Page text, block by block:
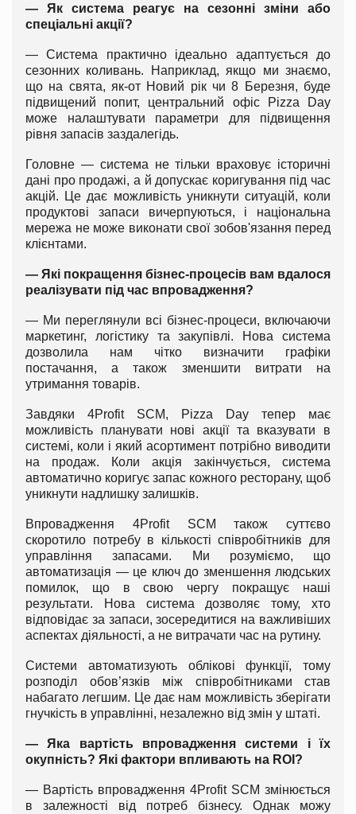
— Як система реагує на сезонні зміни або
спеціальні акції?
— Система практично ідеально адаптується до
сезонних коливань. Наприклад, якщо ми знаємо,
що на свята, як-от Новий рік чи 8 Березня, буде
підвищений попит, центральний офіс Pizza Day
може налаштувати параметри для підвищення
рівня запасів заздалегідь.
Головне — система не тільки враховує історичні
дані про продажі, а й допускає коригування під час
акцій. Це дає можливість уникнути ситуацій, коли
продуктові запаси вичерпуються, і національна
мережа не може виконати свої зобов'язання перед
клієнтами.
— Які покращення бізнес-процесів вам вдалося
реалізувати під час впровадження?
— Ми переглянули всі бізнес-процеси, включаючи
маркетинг, логістику та закупівлі. Нова система
дозволила нам чітко визначити графіки
постачання, а також зменшити витрати на
утримання товарів.
Завдяки 4Profit SCM, Pizza Day тепер має
можливість планувати нові акції та вказувати в
системі, коли і який асортимент потрібно виводити
на продаж. Коли акція закінчується, система
автоматично коригує запас кожного ресторану, щоб
уникнути надлишку залишків.
Впровадження 4Profit SCM також суттєво
скоротило потребу в кількості співробітників для
управління запасами. Ми розуміємо, що
автоматизація — це ключ до зменшення людських
помилок, що в свою чергу покращує наші
результати. Нова система дозволяє тому, хто
відповідає за запаси, зосередитися на важливіших
аспектах діяльності, а не витрачати час на рутину.
Системи автоматизують облікові функції, тому
розподіл обов’язків між співробітниками став
набагато легшим. Це дає нам можливість зберігати
гнучкість в управлінні, незалежно від змін у штаті.
— Яка вартість впровадження системи і їх
окупність? Які фактори впливають на ROI?
— Вартість впровадження 4Profit SCM змінюється
в залежності від потреб бізнесу. Однак можу